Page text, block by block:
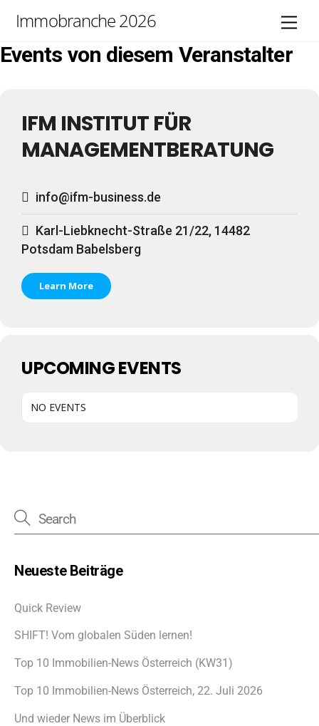
content
Immobranche 2026
Events von diesem Veranstalter
IFM INSTITUT FÜR
MANAGEMENTBERATUNG
info@ifm-business.de
Karl-Liebknecht-Straße 21/22, 14482
Potsdam Babelsberg
Learn More
UPCOMING EVENTS
NO EVENTS
Neueste Beiträge
Quick Review
SHIFT! Vom globalen Süden lernen!
Top 10 Immobilien-News Österreich (KW31)
Top 10 Immobilien-News Österreich, 22. Juli 2026
Und wieder News im Überblick